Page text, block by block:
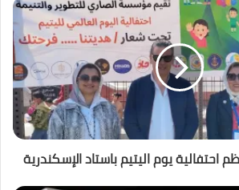
يوم اليتيم باستاد الإسكندرية